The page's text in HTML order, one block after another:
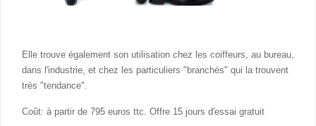
Elle trouve également son utilisation chez les coiffeurs, au bureau,
dans l'industrie, et chez les particuliers "branchés" qui la trouvent
très "tendance".
Coût: à partir de 795 euros ttc. Offre 15 jours d'essai gratuit